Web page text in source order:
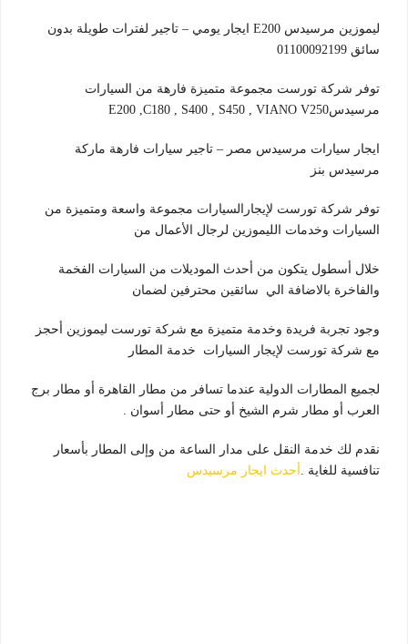
ليموزين مرسيدس E200 ايجار يومي – تاجير لفترات طويلة بدون
سائق 01100092199
توفر شركة تورست مجموعة متميزة فارهة من السيارات
مرسيدسE200 ,C180 , S400 , S450 , VIANO V250
ايجار سيارات مرسيدس مصر – تاجير سيارات فارهة ماركة
مرسيدس بنز
توفر شركة تورست لإيجارالسيارات مجموعة واسعة ومتميزة من
السيارات وخدمات الليموزين لرجال الأعمال من
خلال أسطول يتكون من أحدث الموديلات من السيارات الفخمة
والفاخرة بالاضافة الي سائقين محترفين لضمان
وجود تجربة فريدة وخدمة متميزة مع شركة تورست ليموزين أحجز
مع شركة تورست لإيجار السيارات خدمة المطار
لجميع المطارات الدولية عندما تسافر من مطار القاهرة أو مطار برج
العرب أو مطار شرم الشيخ أو حتى مطار أسوان .
نقدم لك خدمة النقل على مدار الساعة من وإلى المطار بأسعار
تنافسية للغاية . أحدث ايجار مرسيدس